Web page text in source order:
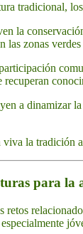
tradicional,
la
las zonas
a dinamizar
viva la tradición
para